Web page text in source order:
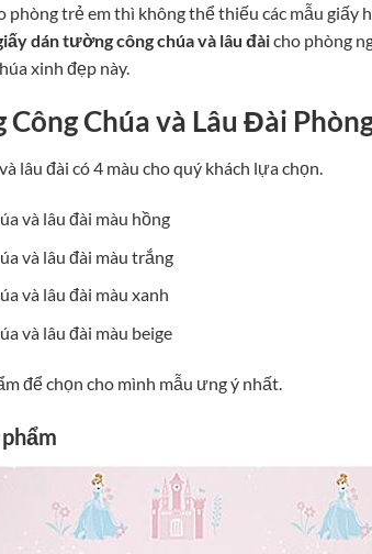
trẻ em thì không thể thiếu các mẫu giấy
dán tường công chúa và lâu đàicho phòng
xinh đẹp này.
Chúa và Lâu Đài
lâu đài có 4 màu cho quý khách lựa chọn.
và lâu đài màu hồng
và lâu đài màu trắng
và lâu đài màu xanh
và lâu đài màu beige
để chọn cho mình mẫu ưng ý nhất.